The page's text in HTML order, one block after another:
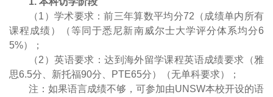
（1 ）学术要求：前三年算数平均分72 （成绩单内所有
课程成绩）（等同于悉尼新南威尔士大学评分体系均分6
5%）；
（2 ）英语要求：达到海外留学课程英语成绩要求（雅
思6.5分、新托福90分、 PTE65分）（无单科要求）；
注：如果语言成绩不够，可参加由UNSW本校开设的语